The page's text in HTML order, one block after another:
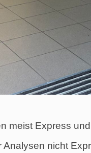
meist Express
Analysen nicht